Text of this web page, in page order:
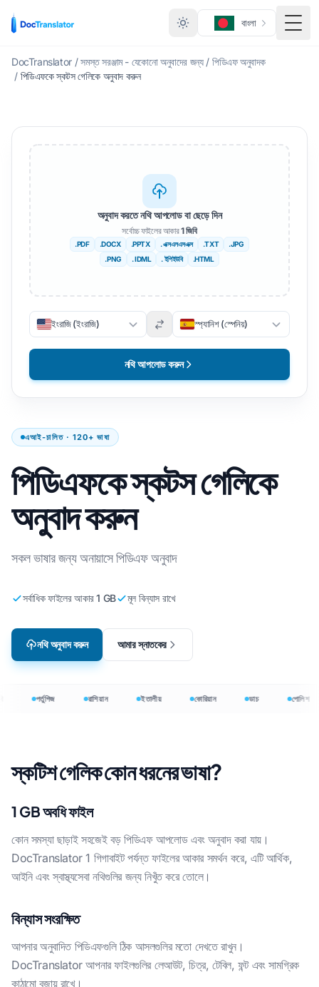
বাংলা
মেনু
DocTranslator / সমস্ত সরঞ্জাম - যেকোনো অনুবাদের জন্য / পিডিএফ অনুবাদক
/ পিডিএফকে স্কটস গেলিকে অনুবাদ করুন
এআই-চালিত · 120+ ভাষা
পিডিএফকে স্কটস গেলিকে
অনুবাদ করুন
সকল ভাষার জন্য অনায়াসে পিডিএফ অনুবাদ
সর্বাধিক ফাইলের আকার 1 GB মূল বিন্যাস রাখে
নথি অনুবাদ করুন আমার স্নাতকের
অনুবাদ করতে নথি আপলোড বা ছেড়ে দিন
সর্বোচ্চ ফাইলের আকার1 জিবি
.PDF .DOCX .PPTX . এক্সএলএসএক্স .TXT
.JPG
.PNG
. IDML . ইপিইউবি .HTML
ইংরাজি (ইংরাজি) স্প্যানিশ (স্পেনিয়)
নথি আপলোড করুন
পর্তুগিজ রাশিয়ান ইতালীয় কোরিয়ান ডাচ পোলিশ
স্কটিশ গেলিক কোন ধরনের ভাষা?
1 GB অবধি ফাইল
কোন সমস্যা ছাড়াই সহজেই বড় পিডিএফ আপলোড এবং অনুবাদ করা যায়।
DocTranslator 1 গিগাবাইট পর্যন্ত ফাইলের আকার সমর্থন করে, এটি আর্থিক,
আইনি এবং স্বাস্থ্যসেবা নথিগুলির জন্য নিখুঁত করে তোলে।
বিন্যাস সংরক্ষিত
আপনার অনুবাদিত পিডিএফগুলি ঠিক আসলগুলির মতো দেখতে রাখুন।
DocTranslator আপনার ফাইলগুলির লেআউট, চিত্র, টেবিল, ফন্ট এবং সামগ্রিক
কাঠামো বজায় রাখে।